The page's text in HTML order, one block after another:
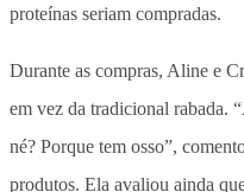
proteínas seriam compradas.
Durante as compras, Aline e
em vez da tradicional rabada.
né? Porque tem osso”,
produtos. Ela avaliou ainda